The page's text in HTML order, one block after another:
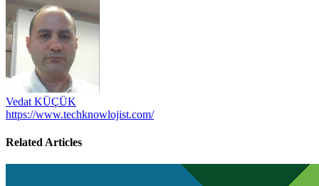
gezinmesi
Vedat KÜÇÜK
https://www.techknowlojist.com/
Related Articles